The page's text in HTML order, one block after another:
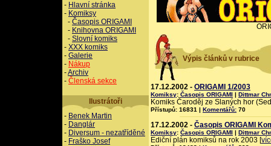
- Hlavní stránka
- Komiksy
- Časopis ORIGAMI
- Knihovna ORIGAMI
- Slovní komiks
- XXX komiks
- Galerie
- Nákup
-Archiv
- Členská sekce
Ilustrátoři
- Benek Martin
- Danglár
- Diversum - nezatříděné
- Fraško Josef
Výpis článků v rubrice
17.12.2002 - ORIGAMI 1/2003
Komiksy: Časopis ORIGAMI | Dittmar
Komiks Čaroděj ze Slaných hor
Přístupů: 16831 | Komentářů: 70
17.12.2002 - Časopis ORIGAMI
Komiksy: Časopis ORIGAMI | Dittmar
Ediční plán komiksů na rok 2003 [